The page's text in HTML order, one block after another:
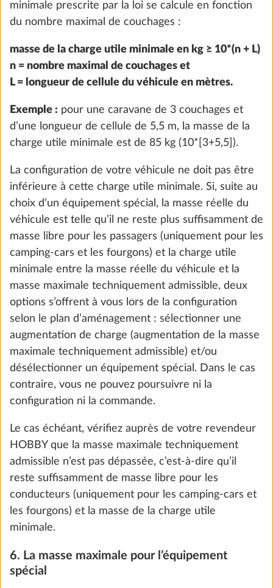
Kit de démarrage de base E-Trailer (mise
à niveau du véhicule et indicateur de
niveau de gaz via l’appli E-Trailer)
Plus
290 CHF
Ajouter
Pack autonomie, comprenant régleur de
charge, booster, batterie (AGM, 95 Ah),
capteur et boîtier de batterie
Plus
882 CHF
Ajouter
minimale prescrite par la loi se calcule en fonction
du nombre maximal de couchages :
masse de la charge utile minimale en kg ≥ 10*(n + L)
n = nombre maximal de couchages et
L = longueur de cellule du véhicule en mètres.
Exemple : pour une caravane de 3 couchages et
d’une longueur de cellule de 5,5 m, la masse de la
charge utile minimale est de 85 kg (10*[3+5,5]).
La configuration de votre véhicule ne doit pas être
inférieure à cette charge utile minimale. Si, suite au
choix d’un équipement spécial, la masse réelle du
véhicule est telle qu’il ne reste plus suffisamment de
masse libre pour les passagers (uniquement pour les
camping-cars et les fourgons) et la charge utile
minimale entre la masse réelle du véhicule et la
masse maximale techniquement admissible, deux
options s’offrent à vous lors de la configuration
selon le plan d’aménagement : sélectionner une
augmentation de charge (augmentation de la masse
maximale techniquement admissible) et/ou
désélectionner un équipement spécial. Dans le cas
contraire, vous ne pouvez poursuivre ni la
configuration ni la commande.
Le cas échéant, vérifiez auprès de votre revendeur
HOBBY que la masse maximale techniquement
admissible n’est pas dépassée, c’est-à-dire qu’il
reste suffisamment de masse libre pour les
conducteurs (uniquement pour les camping-cars et
les fourgons) et la masse de la charge utile
minimale.
6. La masse maximale pour l’équipement
spécial